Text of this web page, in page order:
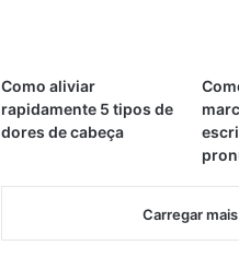
Como aliviar
rapidamente 5 tipos de
dores de cabeça
Carregar mais